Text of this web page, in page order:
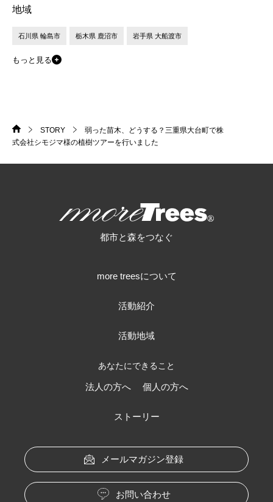
地域
石川県 輪島市 栃木県 鹿沼市 岩手県 大船渡市
もっと見る
HOME
>
STORY
>
弱った苗木、どうする？三重県大台町で株
式会社シモジマ様の植樹ツアーを行いました
都市と森をつなぐ
more treesについて
活動紹介
活動地域
あなたにできること
法人の方へ 個人の方へ
ストーリー
メールマガジン登録
お問い合わせ